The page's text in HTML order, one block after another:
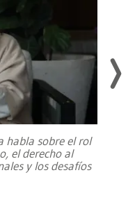
habla sobre el rol
el derecho al
y los desafíos